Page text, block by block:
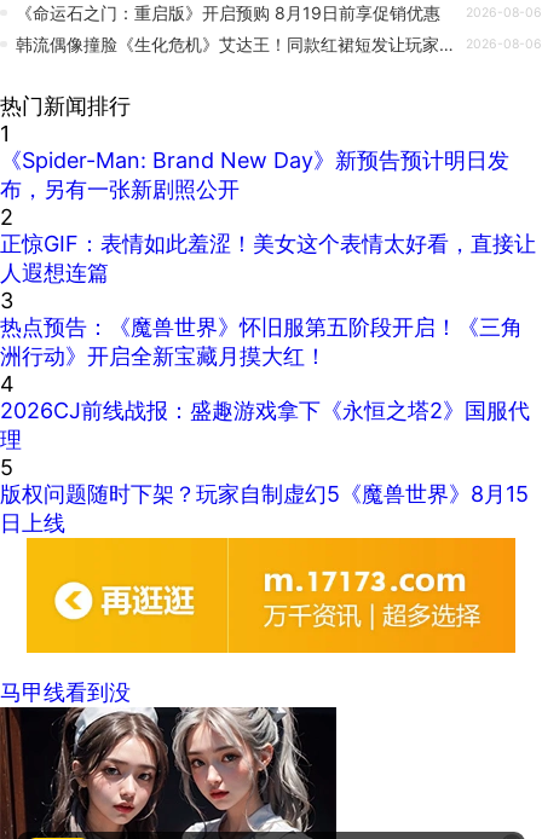
《命运石之门：重启版》开启预购 8月19日前享促销优惠 2026-08-06
韩流偶像撞脸《生化危机》艾达王！同款红裙短发让玩家直呼分不清 2026-08-06
热门新闻排行
1
《Spider-Man: Brand New Day》新预告预计明日发
布，另有一张新剧照公开
2
正惊GIF：表情如此羞涩！美女这个表情太好看，直接让
人遐想连篇
3
热点预告：《魔兽世界》怀旧服第五阶段开启！《三角
洲行动》开启全新宝藏月摸大红！
4
2026CJ前线战报：盛趣游戏拿下《永恒之塔2》国服代
理
5
版权问题随时下架？玩家自制虚幻5《魔兽世界》8月15
日上线
马甲线看到没